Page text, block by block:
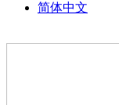
简体中文